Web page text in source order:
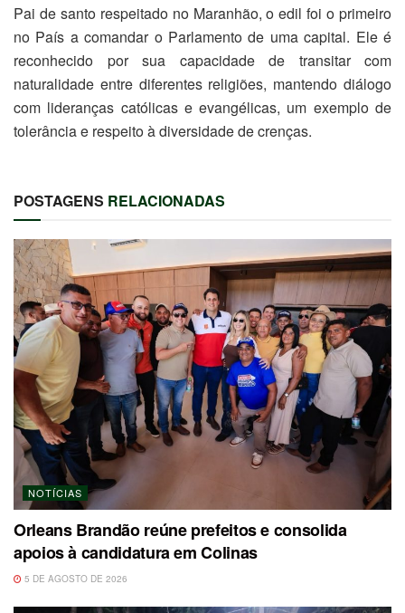
Pai de santo respeitado no Maranhão, o edil foi o primeiro
no País a comandar o Parlamento de uma capital. Ele é
reconhecido por sua capacidade de transitar com
naturalidade entre diferentes religiões, mantendo diálogo
com lideranças católicas e evangélicas, um exemplo de
tolerância e respeito à diversidade de crenças.
POSTAGENS RELACIONADAS
NOTÍCIAS
Orleans Brandão reúne prefeitos e consolida
apoios à candidatura em Colinas
5 DE AGOSTO DE 2026